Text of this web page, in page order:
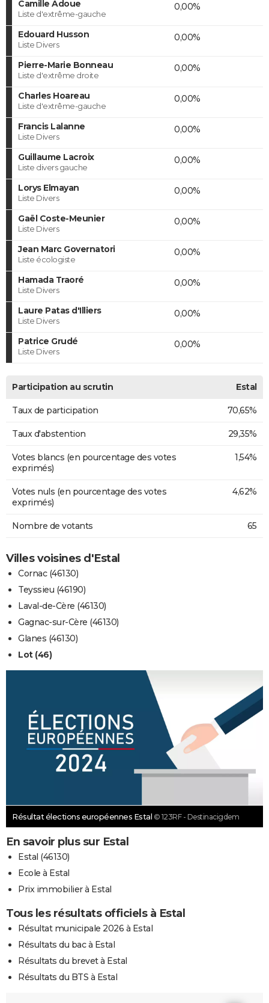
Camille Adoue
Liste d'extrême-gauche
0,00%
Edouard Husson
Liste Divers
0,00%
Pierre-Marie Bonneau
Liste d'extrême droite
0,00%
Charles Hoareau
Liste d'extrême-gauche
0,00%
Francis Lalanne
Liste Divers
0,00%
Guillaume Lacroix
Liste divers gauche
0,00%
Lorys Elmayan
Liste Divers
0,00%
Gaël Coste-Meunier
Liste Divers
0,00%
Jean Marc Governatori
Liste écologiste
0,00%
Hamada Traoré
Liste Divers
0,00%
Laure Patas d'Illiers
Liste Divers
0,00%
Patrice Grudé
Liste Divers
0,00%
Participation au scrutin Estal
Taux de participation 70,65%
Taux d'abstention 29,35%
Votes blancs (en pourcentage des votes
exprimés)
1,54%
Votes nuls (en pourcentage des votes
exprimés)
4,62%
Nombre de votants 65
Villes voisines d'Estal
Cornac (46130)
Teyssieu (46190)
Laval-de-Cère (46130)
Gagnac-sur-Cère (46130)
Glanes (46130)
Lot (46)
Résultat élections européennes Estal © 123RF - Destinacigdem
En savoir plus sur Estal
Estal (46130)
Ecole à Estal
Prix immobilier à Estal
Tous les résultats officiels à Estal
Résultat municipale 2026 à Estal
Résultats du bac à Estal
Résultats du brevet à Estal
Résultats du BTS à Estal